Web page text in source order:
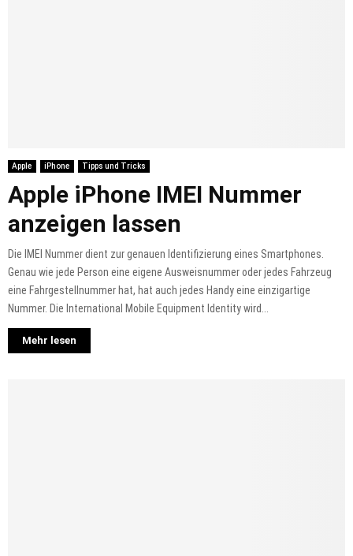
Apple iPhone Tipps und Tricks
Apple iPhone IMEI Nummer
anzeigen lassen
Die IMEI Nummer dient zur genauen Identifizierung eines Smartphones.
Genau wie jede Person eine eigene Ausweisnummer oder jedes Fahrzeug
eine Fahrgestellnummer hat, hat auch jedes Handy eine einzigartige
Nummer. Die International Mobile Equipment Identity wird...
Mehr lesen